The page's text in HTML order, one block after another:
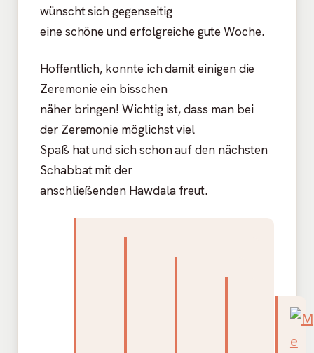
wünscht sich gegenseitig
eine schöne und erfolgreiche gute Woche.
Hoffentlich, konnte ich damit einigen die
Zeremonie ein bisschen
näher bringen! Wichtig ist, dass man bei
der Zeremonie möglichst viel
Spaß hat und sich schon auf den nächsten
Schabbat mit der
anschließenden Hawdala freut.